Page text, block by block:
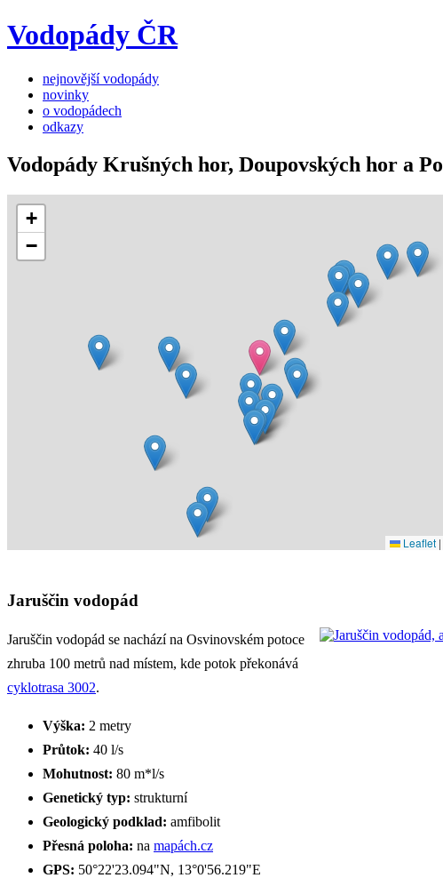
Vodopády ČR
nejnovější vodopády
novinky
o vodopádech
odkazy
Vodopády Krušných hor, Doupovských hor a
+
−
Leaflet |
Jaruščin vodopád
Jaruščin vodopád se nachází na Osvinovském potoce
zhruba 100 metrů nad místem, kde potok překonává
cyklotrasa 3002.
Výška: 2 metry
Průtok: 40 l/s
Mohutnost: 80 m*l/s
Genetický typ: strukturní
Geologický podklad: amfibolit
Přesná poloha: na mapách.cz
GPS: 50°22'23.094"N, 13°0'56.219"E